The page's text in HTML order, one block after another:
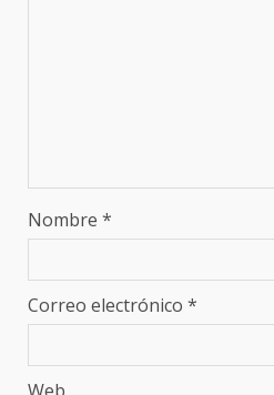
Nombre *
Correo electrónico *